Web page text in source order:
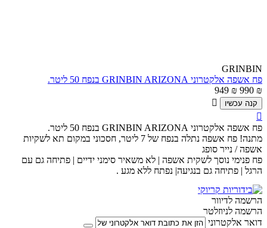
GRINBIN
פח אשפה אלקטרוני GRINBIN ARIZONA בנפח 50 ליטר.
990 ₪
949 ₪
קנה עכשיו


פח אשפה אלקטרוני GRINBIN ARIZONA בנפח 50 ליטר.
מתנה! פח אשפה נתלה בנפח של 7 ליטר, חסכוני במקום תא לשקיות
אשפה / נייר סופג
פח פנימי נוסך לשקית אשפה | לא משאיר סימני ידיים | פתיחה גם עם
הרגל | פתיחה גם בנגיעה| נפתח ללא מגע .
הרשמה לדיוור
הרשמה לניוזלטר
דואר אלקטרוני